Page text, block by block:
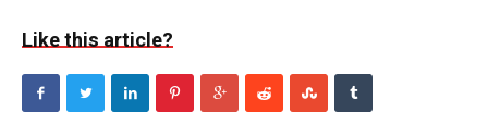
Like this article?